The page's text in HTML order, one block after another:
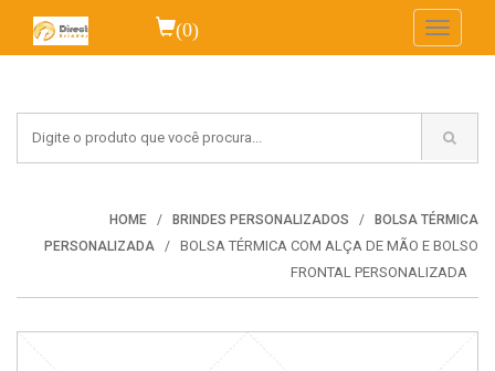
(0)
Toggle
HOME BRINDES PERSONALIZADOS
BOLSA TÉRMICA
PERSONALIZADA
BOLSA TÉRMICA COM ALÇA DE MÃO E BOLSO
FRONTAL PERSONALIZADA